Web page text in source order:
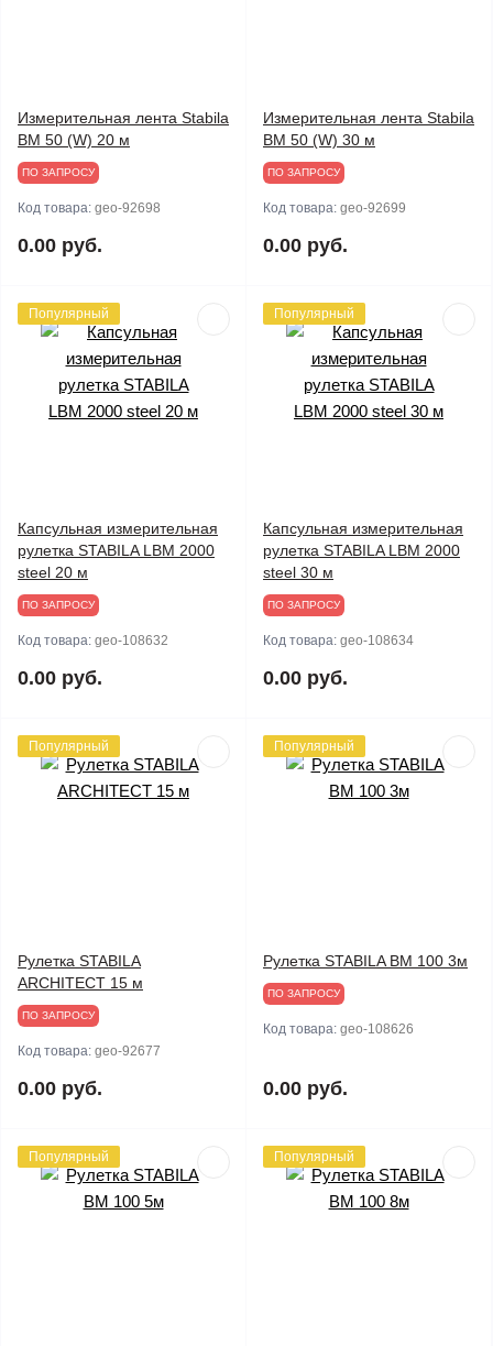
Измерительная лента Stabila
BM 50 (W) 20 м
ПО ЗАПРОСУ
Код товара: geo-92698
0.00 руб.
Измерительная лента Stabila
BM 50 (W) 30 м
ПО ЗАПРОСУ
Код товара: geo-92699
0.00 руб.
Популярный
Капсульная измерительная
рулетка STABILA LBM 2000
steel 20 м
ПО ЗАПРОСУ
Код товара: geo-108632
0.00 руб.
Популярный
Капсульная измерительная
рулетка STABILA LBM 2000
steel 30 м
ПО ЗАПРОСУ
Код товара: geo-108634
0.00 руб.
Популярный
Рулетка STABILA
ARCHITECT 15 м
ПО ЗАПРОСУ
Код товара: geo-92677
0.00 руб.
Популярный
Рулетка STABILA BM 100 3м
ПО ЗАПРОСУ
Код товара: geo-108626
0.00 руб.
Популярный Популярный